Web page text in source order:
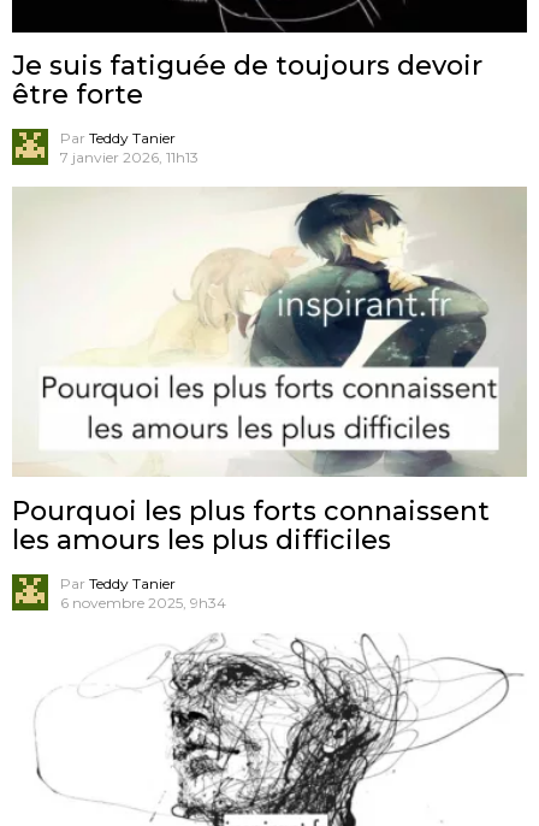
Je suis fatiguée de toujours devoir
être forte
Par Teddy Tanier
7 janvier 2026, 11h13
Pourquoi les plus forts connaissent
les amours les plus difficiles
Par Teddy Tanier
6 novembre 2025, 9h34